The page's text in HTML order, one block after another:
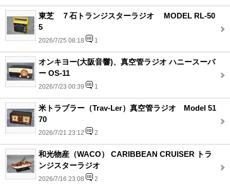
東芝 ７石トランジスターラジオ MODEL RL-50
5
2026/7/25 08:18 1
オンキヨー(大阪音響)、真空管ラジオ ハニースーパ
ー OS-11
2026/7/23 00:39 1
米トラブラー（Trav-Ler）真空管ラジオ Model 51
70
2026/7/21 23:12 2
和光物産（WACO） CARIBBEAN CRUISER トラ
ンジスターラジオ
2026/7/16 23:08 2